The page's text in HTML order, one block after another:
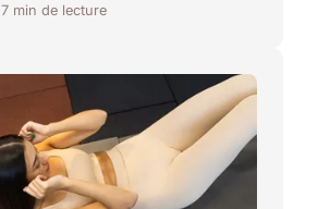
7 min de lecture